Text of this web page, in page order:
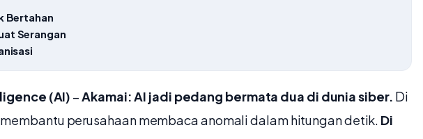
Bertahan
Serangan
(AI) –Akamai: AI jadi pedang bermata dua di dunia siber. Di
perusahaan membaca anomali dalam hitungan detik. Di